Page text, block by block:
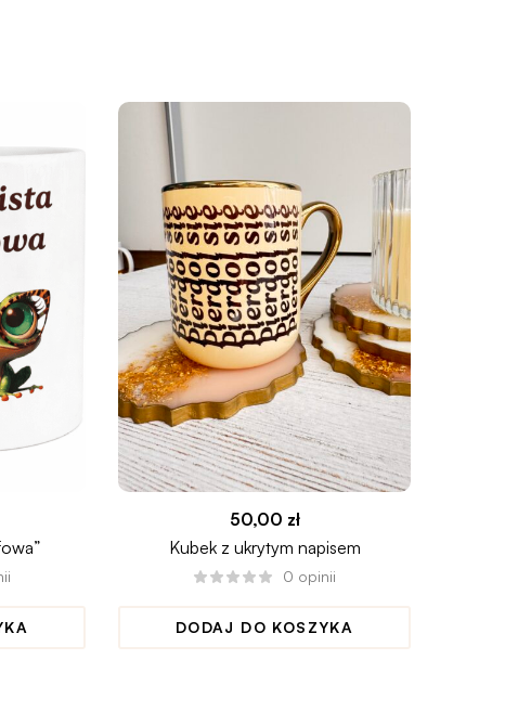
50,00 zł
Kubek z ukrytym napisem
0 opinii
DODAJ DO KOSZYKA